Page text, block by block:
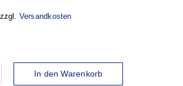
zzgl. Versandkosten
In den Warenkorb